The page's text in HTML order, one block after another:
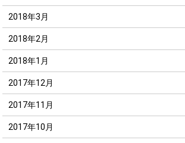
2018年3月
2018年2月
2018年1月
2017年12月
2017年11月
2017年10月